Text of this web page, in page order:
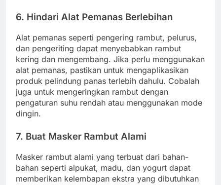
6. Hindari Alat Pemanas Berlebihan
Alat pemanas seperti pengering rambut, pelurus,
dan pengeriting dapat menyebabkan rambut
kering dan mengembang. Jika perlu menggunakan
alat pemanas, pastikan untuk mengaplikasikan
produk pelindung panas terlebih dahulu. Cobalah
juga untuk mengeringkan rambut dengan
pengaturan suhu rendah atau menggunakan mode
dingin.
7. Buat Masker Rambut Alami
Masker rambut alami yang terbuat dari bahan-
bahan seperti alpukat, madu, dan yogurt dapat
memberikan kelembapan ekstra yang dibutuhkan